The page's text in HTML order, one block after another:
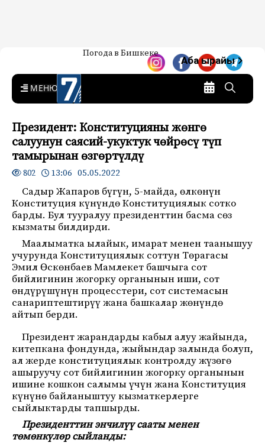
7-канал. Жаңылыктар —
Кыргызстан
Жаңылыктар — Кыргызстан
Погода в Бишкеке
Аба ырайы
MENU
Президент: Конституцияны жөнгө
салуунун саясий-укуктук чөйрөсү түп
тамырынан өзгөртүлдү
802 13:06 05.05.2022
Садыр Жапаров бүгүн, 5-майда, өлкөнүн
Конституция күнүндө Конституциялык сотко
барды. Бул тууралуу президенттин басма сөз
кызматы билдирди.
Маалыматка ылайык, имарат менен таанышуу
учурунда Конституциялык соттун Төрагасы
Эмил Өскөнбаев Мамлекет башчыга сот
бийлигинин жогорку органынын иши, сот
өндүрүшүнүн процесстери, сот системасын
санариптештирүү жана башкалар жөнүндө
айтып берди.
Президент жарандарды кабыл алуу жайында,
китепкана фондунда, жыйындар залында болуп,
ал жерде конституциялык контролду жүзөгө
ашыруучу сот бийлигинин жогорку органынын
ишине кошкон салымы үчүн жана Конституция
күнүнө байланыштуу кызматкерлерге
сыйлыктарды тапшырды.
Президенттин энчилүү сааты менен
төмөнкүлөр сыйланды: